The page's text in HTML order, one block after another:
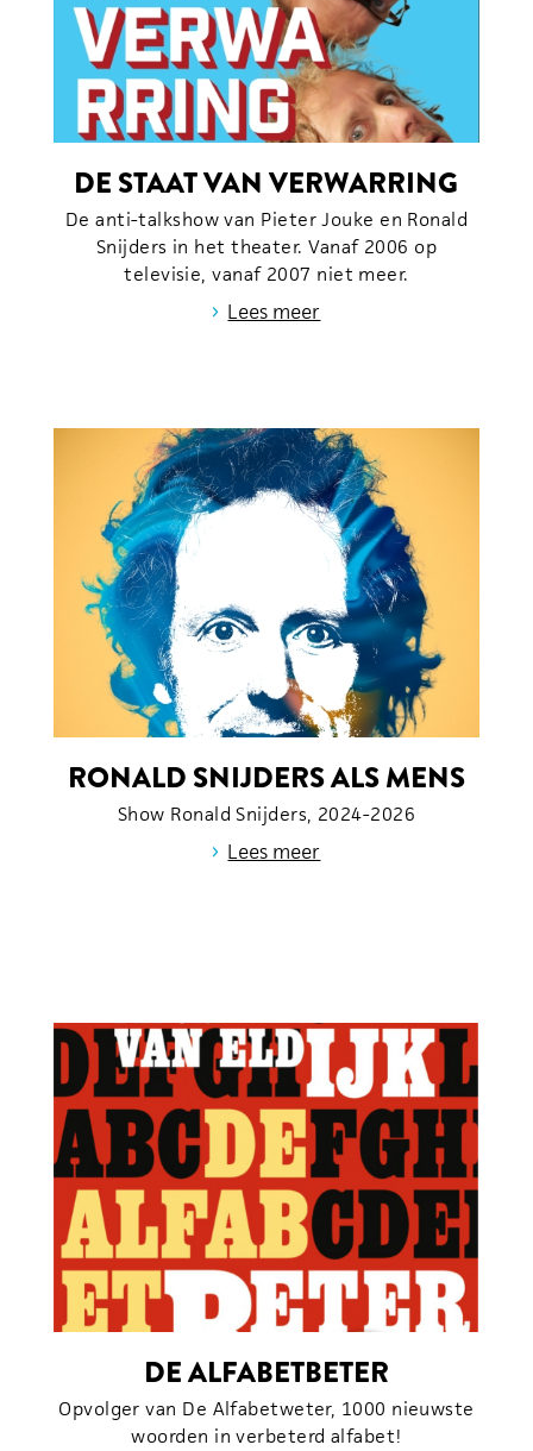
DE STAAT VAN VERWARRING
De anti-talkshow van Pieter Jouke en Ronald
Snijders in het theater. Vanaf 2006 op
televisie, vanaf 2007 niet meer.
› Lees meer
RONALD SNIJDERS ALS MENS
Show Ronald Snijders, 2024-2026
› Lees meer
DE ALFABETBETER
Opvolger van De Alfabetweter, 1000 nieuwste
woorden in verbeterd alfabet!